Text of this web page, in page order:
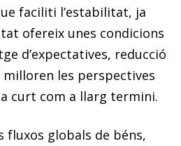
faciliti l’estabilitat, ja
ofereix unes condicions
d’expectatives, reducció
milloren les perspectives
curt com a llarg termini.
fluxos globals de béns,